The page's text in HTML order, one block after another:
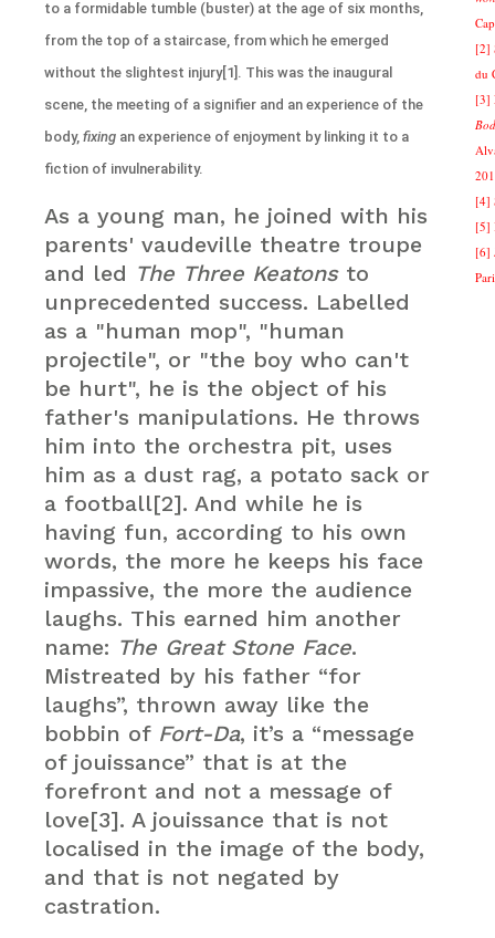
to a formidable tumble (buster) at the age of six months,
from the top of a staircase, from which he emerged
without the slightest injury[1]. This was the inaugural
scene, the meeting of a signifier and an experience of the
body,fixing an experience of enjoyment by linking it to a
fiction of invulnerability.
As a young man, he joined with his
parents' vaudeville theatre troupe
and led The Three Keatonsto
unprecedented success. Labelled
as a "human mop", "human
projectile", or "the boy who can't
be hurt", he is the object of his
father's manipulations. He throws
him into the orchestra pit, uses
him as a dust rag, a potato sack or
a football[2]. And while he is
having fun, according to his own
words, the more he keeps his face
impassive, the more the audience
laughs. This earned him another
name: The Great Stone Face.
Mistreated by his father “for
laughs”, thrown away like the
bobbin of Fort-Da, it’s a “message
of jouissance” that is at the
forefront and not a message of
love[3]. A jouissance that is not
localised in the image of the body,
and that is not negated by
castration.
[2]
du
[3]
[4]
[5]
[6]